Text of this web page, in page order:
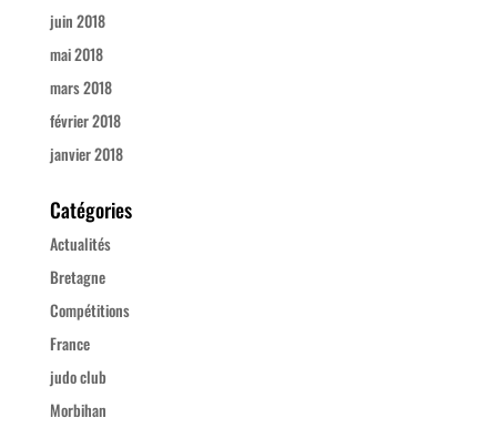
juin 2018
mai 2018
mars 2018
février 2018
janvier 2018
Catégories
Actualités
Bretagne
Compétitions
France
judo club
Morbihan